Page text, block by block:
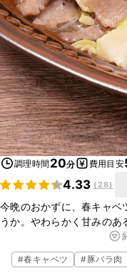
調理時間 20分 費用目安
4.33 (28)
今晩のおかずに、春キャベ
うか。やわらかく甘みの
に、さっぱりとしたレモ
ぴったりですよ。
#春キャベツ #豚バラ肉